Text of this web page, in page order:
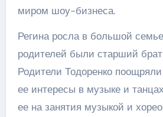
миром шоу-бизнеса.
Регина росла в большой
родителей были старший
Родители Тодоренко
ее интересы в музыке и
ее на занятия музыкой и